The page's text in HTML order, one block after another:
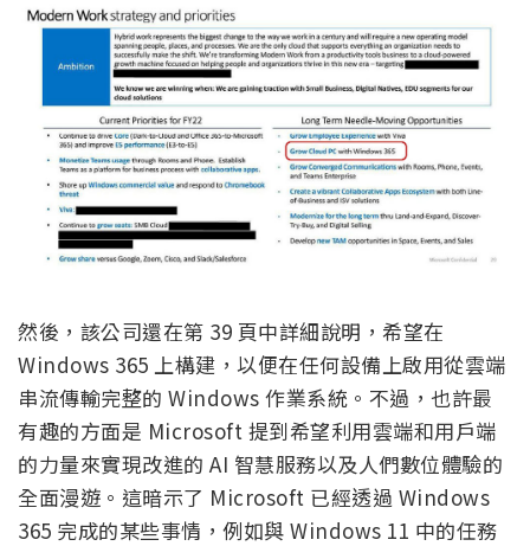
然後，該公司還在第 39 頁中詳細說明，希望在
Windows 365 上構建，以便在任何設備上啟用從雲端
串流傳輸完整的 Windows 作業系統。不過，也許最
有趣的方面是 Microsoft 提到希望利用雲端和用戶端
的力量來實現改進的 AI 智慧服務以及人們數位體驗的
全面漫遊。這暗示了 Microsoft 已經透過 Windows
365 完成的某些事情，例如與 Windows 11 中的任務